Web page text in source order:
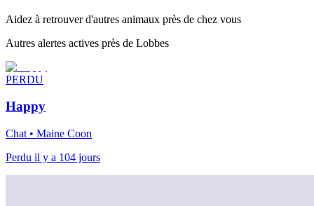
Aidez à retrouver d'autres animaux près de chez vous
Autres alertes actives près de Lobbes
PERDU
Happy
Chat • Maine Coon
Perdu il y a 104 jours